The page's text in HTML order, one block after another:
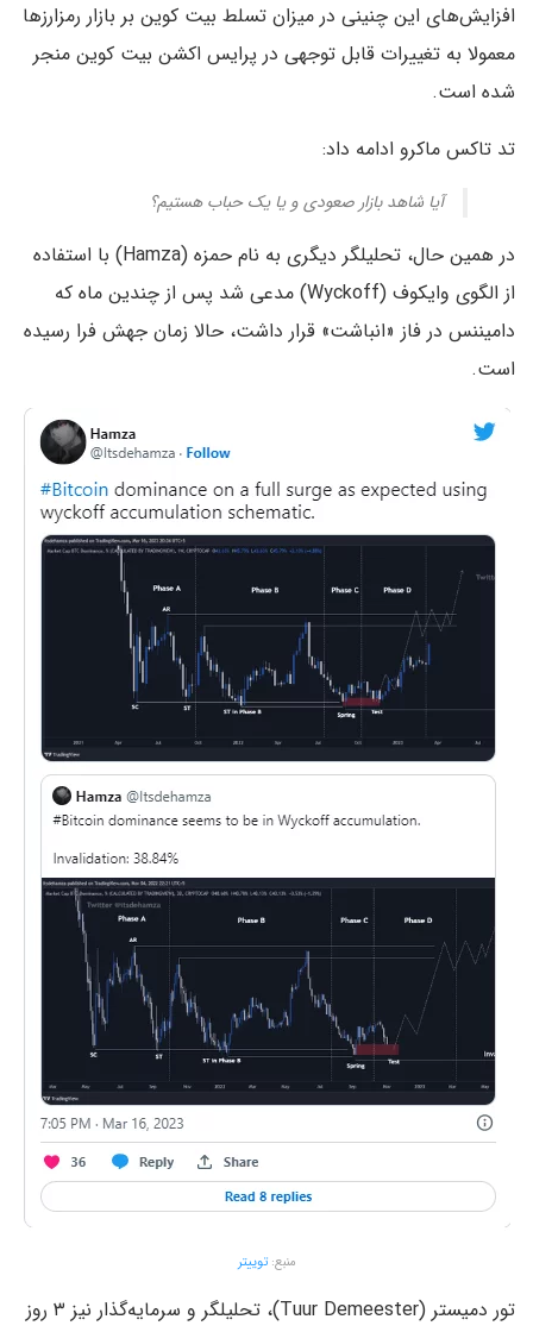
افزایش‌های این چنینی در میزان تسلط بیت کوین بر بازار رمزارزها
معمولا به تغییرات قابل توجهی در پرایس اکشن بیت کوین منجر
شده است.
تد تاکس ماکرو ادامه داد:
آیا شاهد بازار صعودی و یا یک حباب هستیم؟
در همین حال، تحلیلگر دیگری به نام حمزه (Hamza) با استفاده
از الگوی وایکوف (Wyckoff) مدعی شد پس از چندین ماه که
دامیننس در فاز «انباشت» قرار داشت،‌ حالا زمان جهش فرا رسیده
است.
منبع:توییتر
تور دمیستر (Tuur Demeester)، تحلیلگر و سرمایه‌گذار نیز ۳ روز